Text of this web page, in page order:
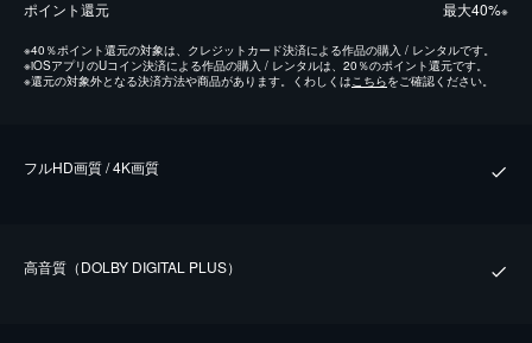
ポイント還元 最⼤40%※
※40％ポイント還元の対象は、クレジットカード決済による作品の購入 / レンタルです。
※iOSアプリのUコイン決済による作品の購入 / レンタルは、20％のポイント還元です。
※還元の対象外となる決済方法や商品があります。くわしくは こちらをご確認ください。
フルHD画質 / 4K画質
⾼⾳質（DOLBY DIGITAL PLUS）